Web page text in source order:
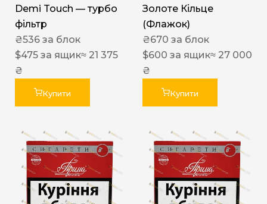
Demi Touch — турбо
фільтр
₴536 за блок
$475 за ящик≈ 21 375
₴
Купити
Золоте Кільце
(Флажок)
₴670 за блок
$600 за ящик≈ 27 000
₴
Купити